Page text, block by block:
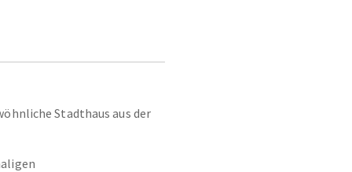
Stadthaus aus der